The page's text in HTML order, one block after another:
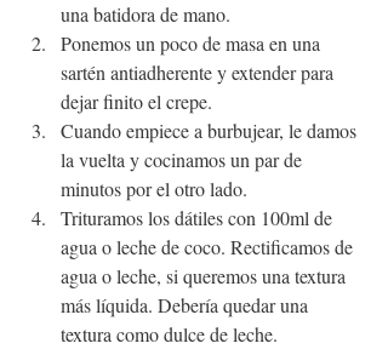
una batidora de mano.
Ponemos un poco de masa en una
sartén antiadherente y extender para
dejar finito el crepe.
Cuando empiece a burbujear, le damos
la vuelta y cocinamos un par de
minutos por el otro lado.
Trituramos los dátiles con 100ml de
agua o leche de coco. Rectificamos de
agua o leche, si queremos una textura
más líquida. Debería quedar una
textura como dulce de leche.